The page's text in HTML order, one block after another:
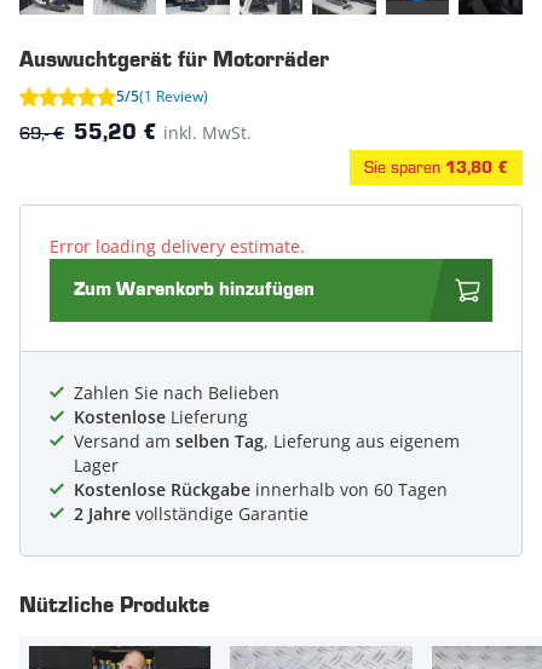
Auswuchtgerät für Motorräder
5/5(1 Review)
69,- € 55,20 € inkl. MwSt.
Sie sparen 13,80 €
Error loading delivery estimate.
Zum Warenkorb hinzufügen
Zahlen Sie nach Belieben
Kostenlose Lieferung
Versand am selben Tag, Lieferung aus eigenem
Lager
Kostenlose Rückgabe innerhalb von 60 Tagen
2 Jahre vollständige Garantie
Nützliche Produkte